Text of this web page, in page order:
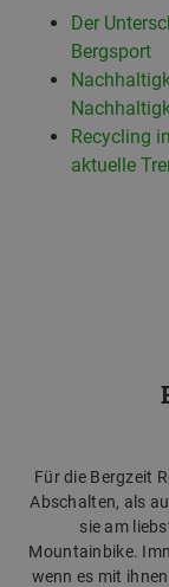
Der
Bergsport
Recycling
aktuelle
Für die Bergzeit
Abschalten, als
sie am
Mountainbike.
wenn es mit